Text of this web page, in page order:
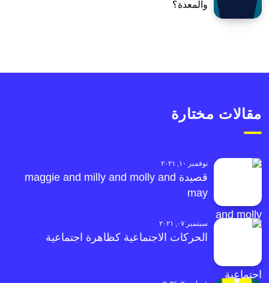
والمعدة؟
مقالات مختارة
نوفمبر ١٠, ٢٠٢١
قصيدة maggie and milly and molly and
may
سبتمبر ٠٧, ٢٠٢١
الحركات الاجتماعية كظاهرة اجتماعية